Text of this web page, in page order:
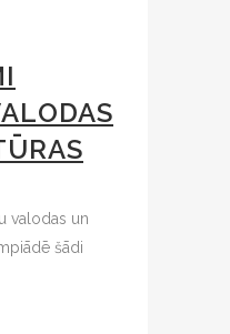
valodas un
šādi